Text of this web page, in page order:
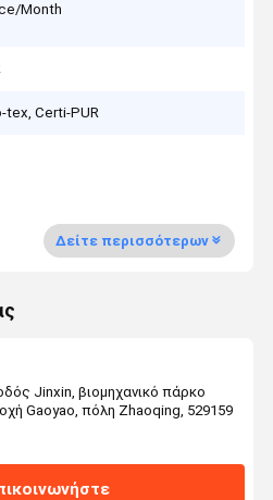
Month
tex, Certi-PUR
Δείτε περισσότερων
Jinxin, βιομηχανικό πάρκο
Gaoyao, πόλη Zhaoqing, 529159